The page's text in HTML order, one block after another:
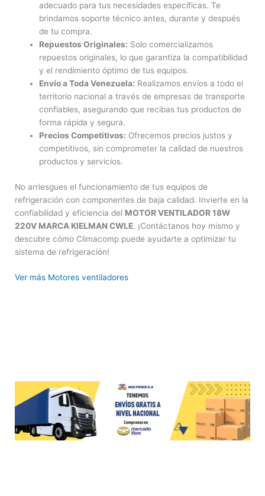
adecuado para tus necesidades específicas. Te
brindamos soporte técnico antes, durante y después
de tu compra.
Repuestos Originales: Solo comercializamos
repuestos originales, lo que garantiza la compatibilidad
y el rendimiento óptimo de tus equipos.
Envío a Toda Venezuela: Realizamos envíos a todo el
territorio nacional a través de empresas de transporte
confiables, asegurando que recibas tus productos de
forma rápida y segura.
Precios Competitivos: Ofrecemos precios justos y
competitivos, sin comprometer la calidad de nuestros
productos y servicios.
No arriesgues el funcionamiento de tus equipos de
refrigeración con componentes de baja calidad. Invierte en la
confiabilidad y eficiencia del MOTOR VENTILADOR 18W
220V MARCA KIELMAN CWLE. ¡Contáctanos hoy mismo y
descubre cómo Climacomp puede ayudarte a optimizar tu
sistema de refrigeración!
Ver más Motores ventiladores